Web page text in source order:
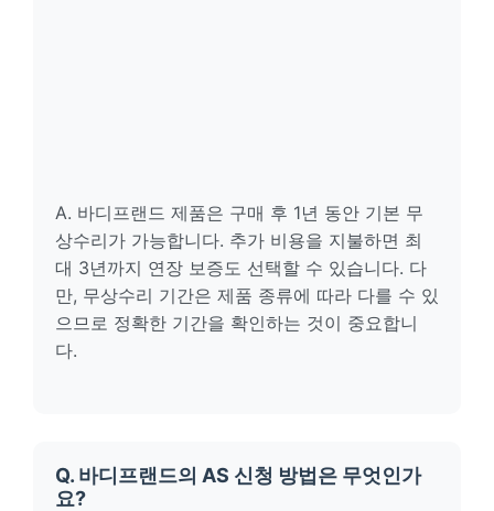
A. 바디프랜드 제품은 구매 후 1년 동안 기본 무
상수리가 가능합니다. 추가 비용을 지불하면 최
대 3년까지 연장 보증도 선택할 수 있습니다. 다
만, 무상수리 기간은 제품 종류에 따라 다를 수 있
으므로 정확한 기간을 확인하는 것이 중요합니
다.
Q. 바디프랜드의 AS 신청 방법은 무엇인가
요?